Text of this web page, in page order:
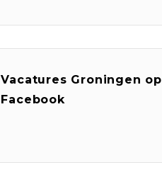
Vacatures Groningen op
Facebook